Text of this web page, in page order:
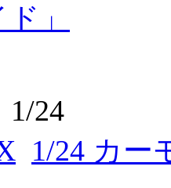
」
1/24
1/24 カー